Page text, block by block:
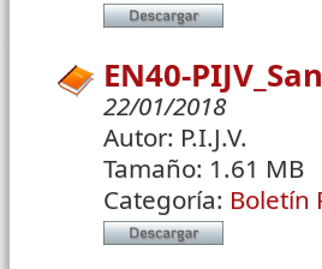
EN40-
22/01/2018
Autor: P.I.J.V.
Tamaño: 1.61 MB
Categoría: Boletín